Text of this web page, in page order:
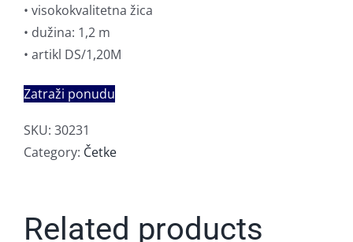
• visokokvalitetna žica
• dužina: 1,2 m
• artikl DS/1,20M
Zatraži ponudu
SKU: 30231
Category: Četke
Related products